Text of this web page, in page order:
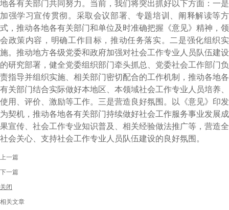
地各有关部门共同努力。当前，我们将突出抓好以下方面：一是
加强学习宣传贯彻。采取会议部署、专题培训、阐释解读等方
式，推动各地各有关部门和单位及时准确把握《意见》精神，领
会政策内容，明确工作目标，推动任务落实。二是强化组织实
施。推动地方各级党委和政府加强对社会工作专业人员队伍建设
的研究部署，健全党委组织部门牵头抓总、党委社会工作部门负
责指导并组织实施、相关部门密切配合的工作机制，推动各地各
有关部门结合实际做好本地区、本领域社会工作专业人员培养、
使用、评价、激励等工作。三是营造良好氛围。以《意见》印发
为契机，推动各地各有关部门持续做好社会工作服务事业发展成
果宣传、社会工作专业知识普及、相关经验做法推广等，营造全
社会关心、支持社会工作专业人员队伍建设的良好氛围。
上一篇
下一篇
关闭
相关文章